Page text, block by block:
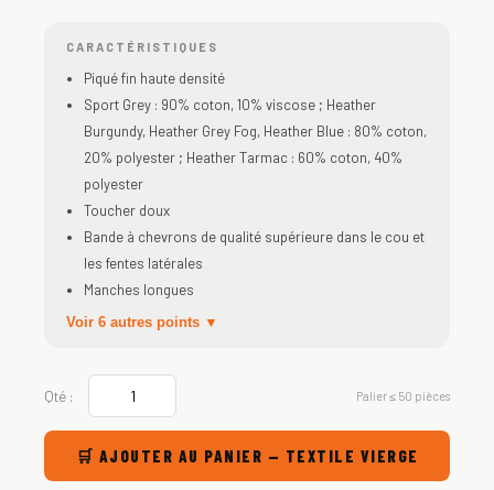
CARACTÉRISTIQUES
Piqué fin haute densité
Sport Grey : 90% coton, 10% viscose ; Heather
Burgundy, Heather Grey Fog, Heather Blue : 80% coton,
20% polyester ; Heather Tarmac : 60% coton, 40%
polyester
Toucher doux
Bande à chevrons de qualité supérieure dans le cou et
les fentes latérales
Manches longues
Voir 6 autres points ▼
Qté : Palier ≤ 50 pièces
🛒 AJOUTER AU PANIER — TEXTILE VIERGE